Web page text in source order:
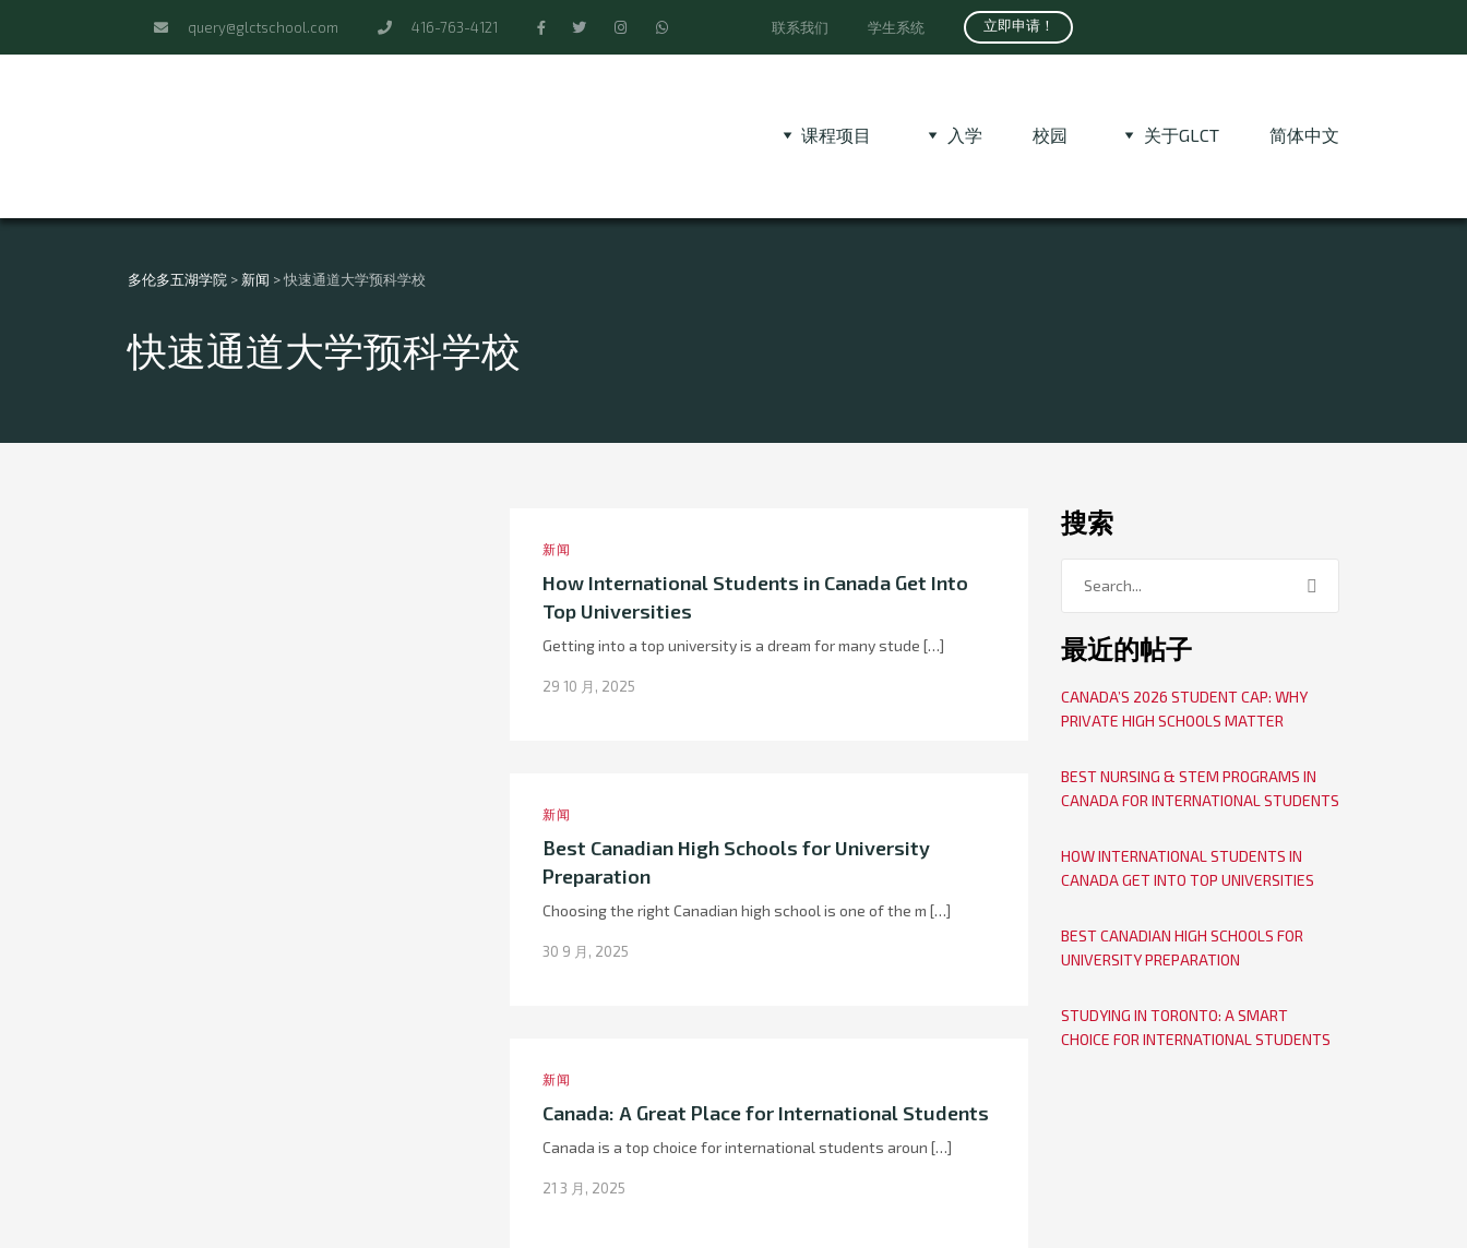
query@glctschool.com 416-763-4121 联系我们 学生系统 立即申请！
课程项目 入学 校园 关于GLCT 简体中文
多伦多五湖学院 > 新闻 >快速通道大学预科学校
快速通道大学预科学校
新闻
How International Students in Canada Get Into
Top Universities
Getting into a top university is a dream for many stude […]
29 10 月, 2025
新闻
Best Canadian High Schools for University
Preparation
Choosing the right Canadian high school is one of the m […]
30 9 月, 2025
新闻
Canada: A Great Place for International Students
Canada is a top choice for international students aroun […]
21 3 月, 2025
搜索
最近的帖子
CANADA’S 2026 STUDENT CAP: WHY
PRIVATE HIGH SCHOOLS MATTER
BEST NURSING & STEM PROGRAMS IN
CANADA FOR INTERNATIONAL STUDENTS
HOW INTERNATIONAL STUDENTS IN
CANADA GET INTO TOP UNIVERSITIES
BEST CANADIAN HIGH SCHOOLS FOR
UNIVERSITY PREPARATION
STUDYING IN TORONTO: A SMART
CHOICE FOR INTERNATIONAL STUDENTS